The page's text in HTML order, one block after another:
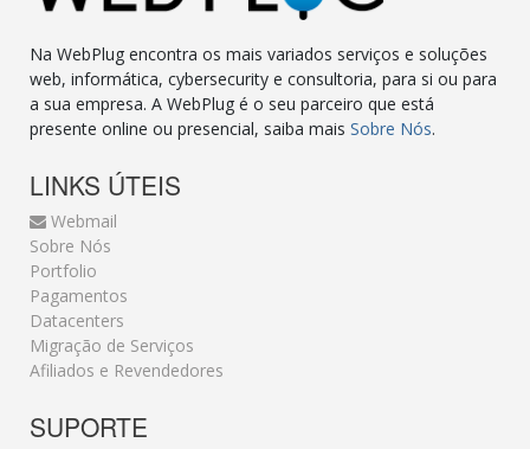
Na WebPlug encontra os mais variados serviços e soluções
web, informática, cybersecurity e consultoria, para si ou para
a sua empresa. A WebPlug é o seu parceiro que está
presente online ou presencial, saiba mais Sobre Nós.
LINKS ÚTEIS
Webmail
Sobre Nós
Portfolio
Pagamentos
Datacenters
Migração de Serviços
Afiliados e Revendedores
SUPORTE